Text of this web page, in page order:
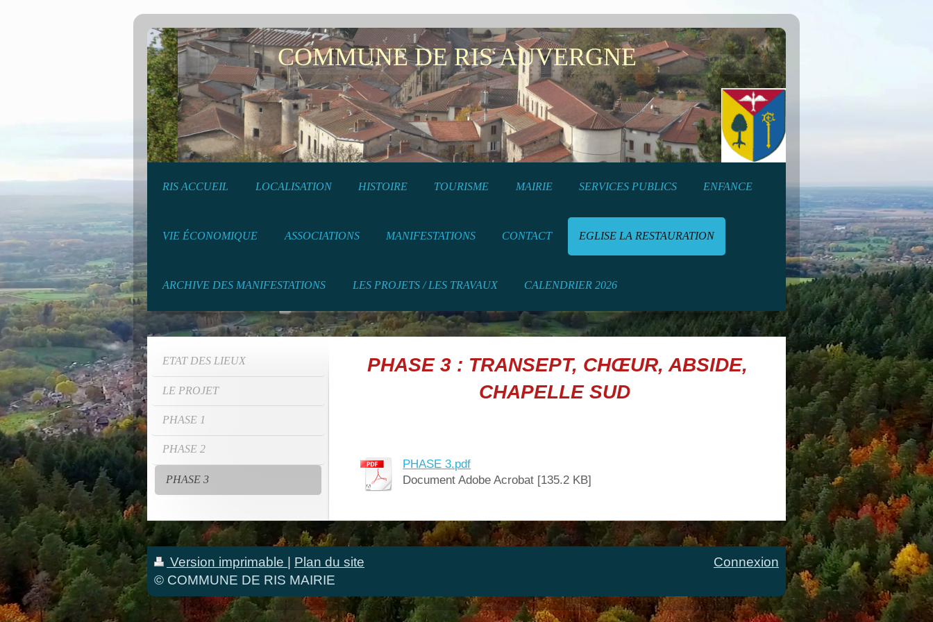
COMMUNE DE RIS AUVERGNE
RIS ACCUEIL LOCALISATION HISTOIRE TOURISME MAIRIE SERVICES PUBLICS ENFANCE
VIE ÉCONOMIQUE ASSOCIATIONS MANIFESTATIONS CONTACT EGLISE LA RESTAURATION
ARCHIVE DES MANIFESTATIONS LES PROJETS / LES TRAVAUX CALENDRIER 2026
PHASE 3 : TRANSEPT, CHŒUR, ABSIDE,
CHAPELLE SUD
PHASE 3.pdf
Document Adobe Acrobat [135.2 KB]
ETAT DES LIEUX
LE PROJET
PHASE 1
PHASE 2
PHASE 3
Version imprimable
Plan du site
© COMMUNE DE RIS MAIRIE
Connexion